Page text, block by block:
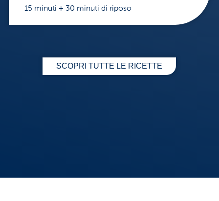
15 minuti + 30 minuti di riposo
SCOPRI TUTTE LE RICETTE